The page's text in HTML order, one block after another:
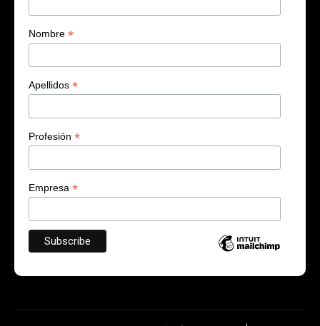
Nombre *
Apellidos *
Profesión *
Empresa *